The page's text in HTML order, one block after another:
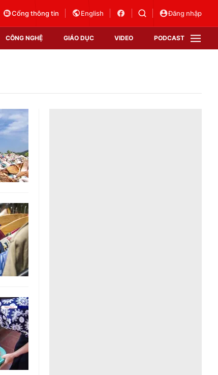
Cổng thông tin English Đăng nhập
CÔNG NGHỆ GIÁO DỤC VIDEO PODCAST
lai
VTV Sức khoẻ